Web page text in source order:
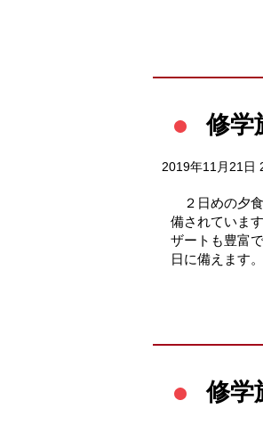
修
2019年11月21日
２日めの夕
備されていま
ザートも豊富
日に備えま
修